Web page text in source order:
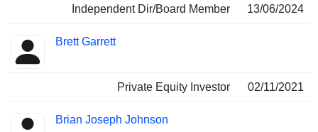
Independent Dir/Board Member
13/06/2024
Brett Garrett
Private Equity Investor 02/11/2021
Brian Joseph Johnson